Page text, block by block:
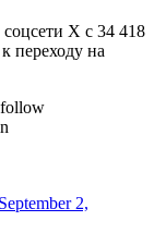
X с 34 418
переходу на
follow
September 2,